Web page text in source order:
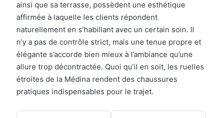
ainsi que sa terrasse, possèdent une esthétique
affirmée à laquelle les clients répondent
naturellement en s’habillant avec un certain soin. Il
n’y a pas de contrôle strict, mais une tenue propre et
élégante s’accorde bien mieux à l’ambiance qu’une
allure trop décontractée. Quoi qu’il en soit, les ruelles
étroites de la Médina rendent des chaussures
pratiques indispensables pour le trajet.